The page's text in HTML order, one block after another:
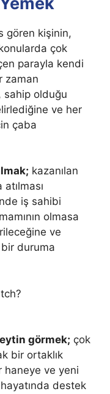
gören kişinin,
çok
parayla kendi
zaman
sahip olduğu
ve her
çaba
kazanılan
iş sahibi
olmasa
ve
duruma
görmek; çok
bir ortaklık
haneye ve yeni
destek